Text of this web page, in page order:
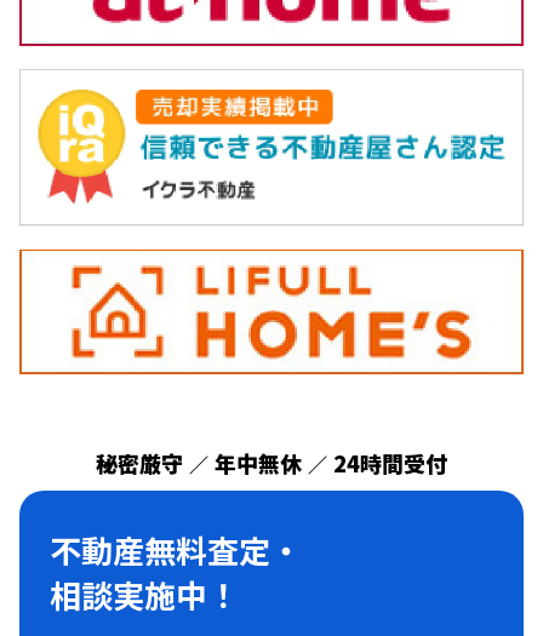
秘密厳守 ／ 年中無休 ／ 24時間受付
不動産無料査定・
相談実施中！